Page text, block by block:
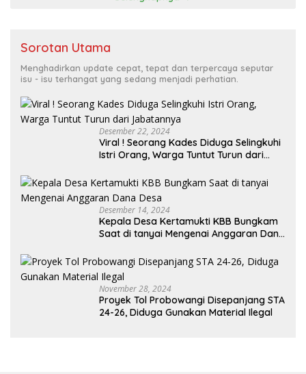
Sorotan Utama
Menghadirkan update cepat, tepat dan terpercaya seputar
isu - isu terhangat yang sedang menjadi perhatian.
Desember 22, 2024
Viral ! Seorang Kades Diduga Selingkuhi
Istri Orang, Warga Tuntut Turun dari
Desember 14, 2024
Kepala Desa Kertamukti KBB Bungkam
Saat di tanyai Mengenai Anggaran Dana
November 28, 2024
Proyek Tol Probowangi Disepanjang STA
24-26, Diduga Gunakan Material Ilegal